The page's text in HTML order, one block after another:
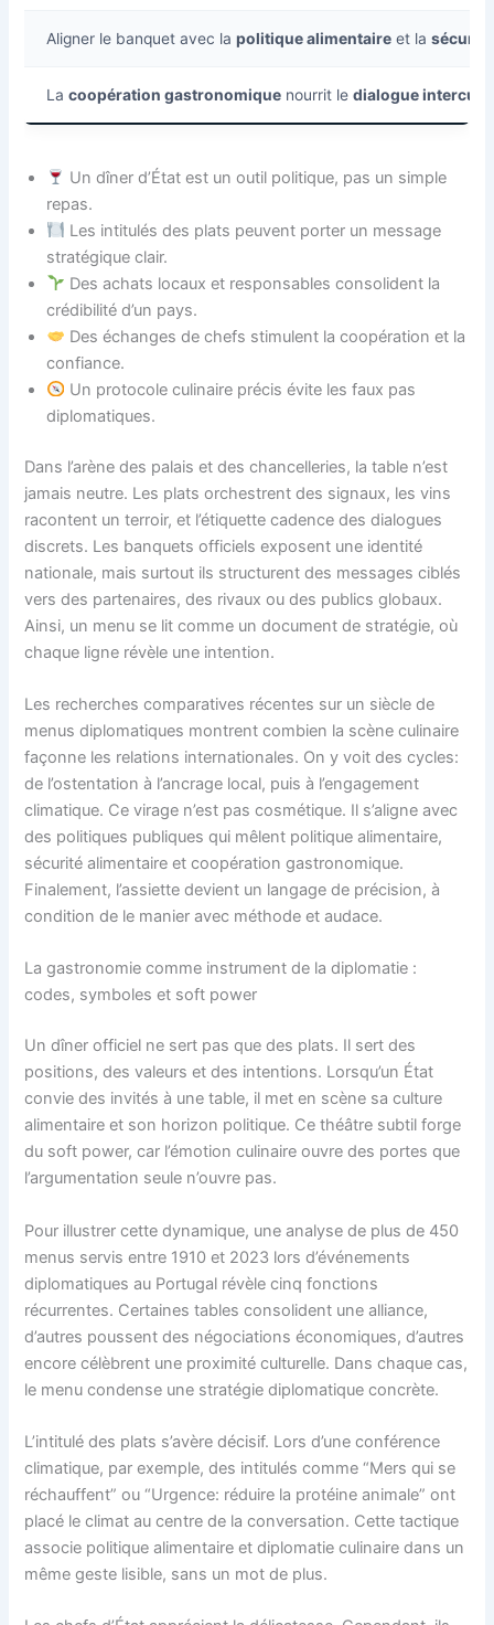
Aligner le banquet avec lapolitique alimentaire et la
Lacoopération gastronomique nourrit ledialogue
Un dîner d’État est un outil politique, pas un simple
repas.
Les intitulés des plats peuvent porter un message
stratégique clair.
Des achats locaux et responsables consolident la
crédibilité d’un pays.
Des échanges de chefs stimulent la coopération et la
confiance.
Un protocole culinaire précis évite les faux pas
diplomatiques.
Dans l’arène des palais et des chancelleries, la table n’est
jamais neutre. Les plats orchestrent des signaux, les vins
racontent un terroir, et l’étiquette cadence des dialogues
discrets. Les banquets officiels exposent une identité
nationale, mais surtout ils structurent des messages ciblés
vers des partenaires, des rivaux ou des publics globaux.
Ainsi, un menu se lit comme un document de stratégie, où
chaque ligne révèle une intention.
Les recherches comparatives récentes sur un siècle de
menus diplomatiques montrent combien la scène culinaire
façonne les relations internationales. On y voit des cycles:
de l’ostentation à l’ancrage local, puis à l’engagement
climatique. Ce virage n’est pas cosmétique. Il s’aligne avec
des politiques publiques qui mêlent politique alimentaire,
sécurité alimentaire et coopération gastronomique.
Finalement, l’assiette devient un langage de précision, à
condition de le manier avec méthode et audace.
La gastronomie comme instrument de la diplomatie :
codes, symboles et soft power
Un dîner officiel ne sert pas que des plats. Il sert des
positions, des valeurs et des intentions. Lorsqu’un État
convie des invités à une table, il met en scène sa culture
alimentaire et son horizon politique. Ce théâtre subtil forge
du soft power, car l’émotion culinaire ouvre des portes que
l’argumentation seule n’ouvre pas.
Pour illustrer cette dynamique, une analyse de plus de 450
menus servis entre 1910 et 2023 lors d’événements
diplomatiques au Portugal révèle cinq fonctions
récurrentes. Certaines tables consolident une alliance,
d’autres poussent des négociations économiques, d’autres
encore célèbrent une proximité culturelle. Dans chaque cas,
le menu condense une stratégie diplomatique concrète.
L’intitulé des plats s’avère décisif. Lors d’une conférence
climatique, par exemple, des intitulés comme “Mers qui se
réchauffent” ou “Urgence: réduire la protéine animale” ont
placé le climat au centre de la conversation. Cette tactique
associe politique alimentaire et diplomatie culinaire dans un
même geste lisible, sans un mot de plus.